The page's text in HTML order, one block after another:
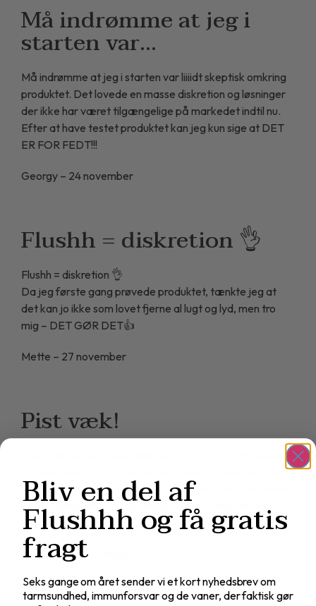
Må indrømme at jeg i
starten var…
Må indrømme at jeg i starten var liiiidt skeptisk omkring
produktet. Det lovede en masse diskretion og løsninger
der ikke har været tilgængelige på markedet indtil nu.
Efter at have testet produktet kan jeg kun sige at DET
ER FOR FEDT!!!
Georgy – 24 november
Flushh = diskretion 👌
Flushh = diskretion 👌
Da jeg første gang prøvede produktet, tænkte jeg at
det kan jo ikke som lovet fjerne al lugt og lyd, men tro
mig – DET GØR DET👍
Mette – 27 november
Pist væk!
at have med sig, når man skal forlade et toilet, lugt , lyd
og dårlig samvittighed hører fortiden til. Det er sq blevet
noget nemmere med dette lille bolsje, Damn det er
effektivt
Michael – 24 november
Bliv en del af
Flushhh og få gratis
fragt
Seks gange om året sender vi et kort nyhedsbrev om
tarmsundhed, immunforsvar og de vaner, der faktisk gør